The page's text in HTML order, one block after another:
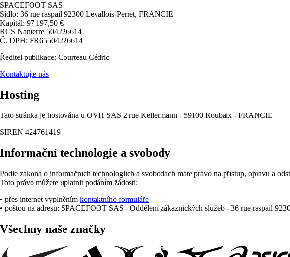
SPACEFOOT SAS
Sídlo: 36 rue raspail 92300 Levallois-Perret, FRANCIE
Kapitál: 97 197,50 €
RCS Nanterre 504226614
Č. DPH: FR65504226614
Ředitel publikace: Courteau Cédric
Kontaktujte nás
Hosting
Tato stránka je hostována u OVH SAS 2 rue Kellermann - 59100 Roubaix - FRANCIE
SIREN 424761419
Informační technologie a svobody
Podle zákona o informačních technologiích a svobodách máte právo na přístup, opravu a
Toto právo můžete uplatnit podáním žádosti:
• přes internet vyplněním kontaktního formuláře
• poštou na adresu: SPACEFOOT SAS - Oddělení zákaznických služeb - 36 rue raspail
Všechny naše značky